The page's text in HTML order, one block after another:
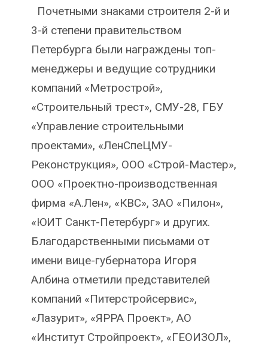
Почетными знаками строителя 2-й и
3-й степени правительством
Петербурга были награждены топ-
менеджеры и ведущие сотрудники
компаний «Метрострой»,
«Строительный трест», СМУ-28, ГБУ
«Управление строительными
проектами», «ЛенСпеЦМУ-
Реконструкция», ООО «Строй-Мастер»,
ООО «Проектно-производственная
фирма «А.Лен», «КВС», ЗАО «Пилон»,
«ЮИТ Санкт-Петербург» и других.
Благодарственными письмами от
имени вице-губернатора Игоря
Албина отметили представителей
компаний «Питерстройсервис»,
«Лазурит», «ЯРРА Проект», АО
«Институт Стройпроект», «ГЕОИЗОЛ»,